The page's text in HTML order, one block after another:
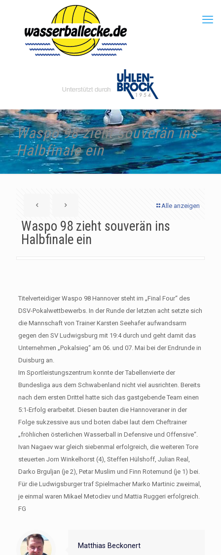
Waspo 98 zieht souverän ins
Halbfinale ein
Alle anzeigen
Waspo 98 zieht souverän ins
Halbfinale ein
Titelverteidiger Waspo 98 Hannover steht im „Final Four“ des
DSV-Pokalwettbewerbs. In der Runde der letzten acht setzte sich
die Mannschaft von Trainer Karsten Seehafer aufwandsarm
gegen den SV Ludwigsburg mit 19:4 durch und geht damit das
Unternehmen „Pokalsieg“ am 06. und 07. Mai bei der Endrunde in
Duisburg an.
Im Sportleistungszentrum konnte der Tabellenvierte der
Bundesliga aus dem Schwabenland nicht viel ausrichten. Bereits
nach dem ersten Drittel hatte sich das gastgebende Team einen
5:1-Erfolg erarbeitet. Diesen bauten die Hannoveraner in der
Folge sukzessive aus und boten dabei laut dem Cheftrainer
„fröhlichen österlichen Wasserball in Defensive und Offensive“.
Ivan Nagaev war gleich siebenmal erfolgreich, die weiteren Tore
steuerten Jorn Winkelhorst (4), Steffen Hülshoff, Julian Real,
Darko Brguljan (je 2), Petar Muslim und Finn Rotemund (je 1) bei.
Für die Ludwigsburger traf Spielmacher Marko Martinic zweimal,
je einmal waren Mikael Metodiev und Mattia Ruggeri erfolgreich.
FG
Matthias Beckonert